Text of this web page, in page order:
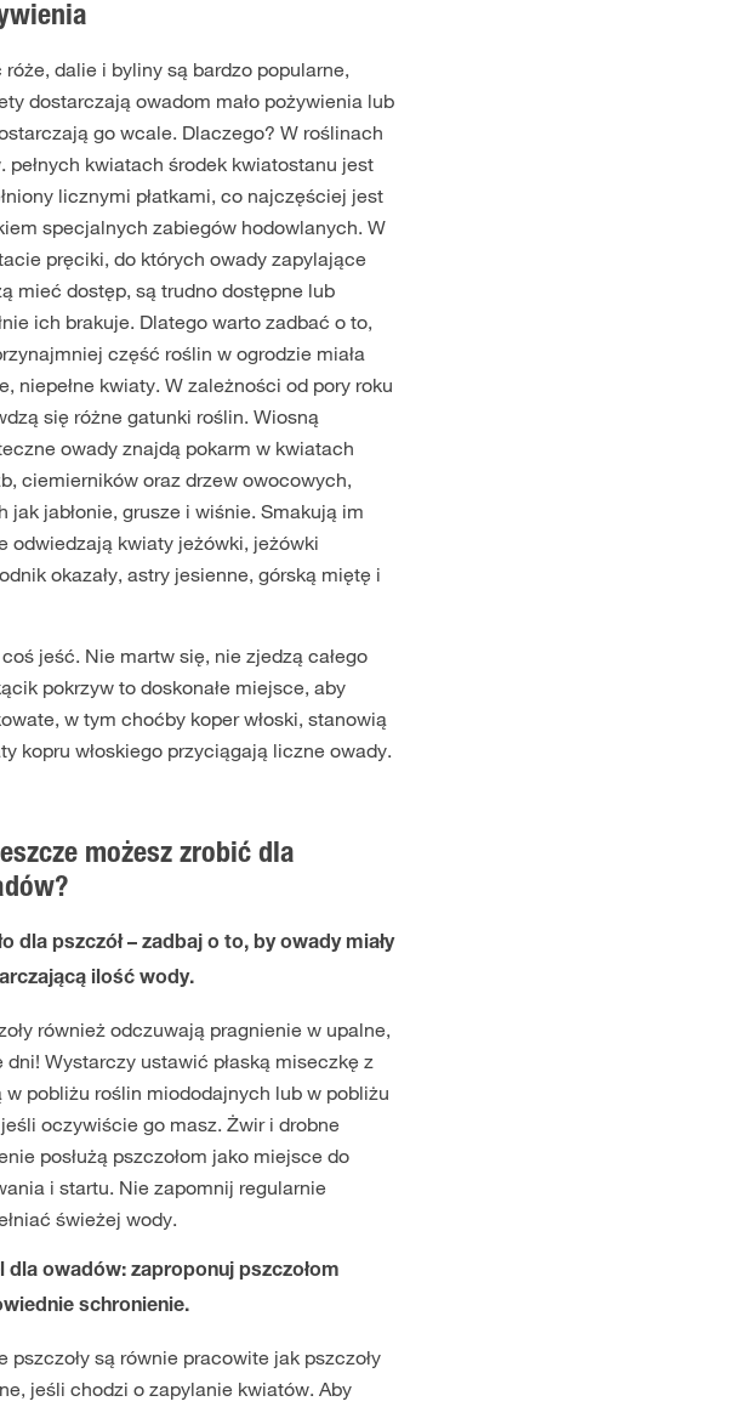
róże, dalie i byliny są bardzo popularne,
dostarczają owadom mało pożywienia lub
go wcale. Dlaczego? W roślinach
pełnych kwiatach środek kwiatostanu jest
licznymi płatkami, co najczęściej jest
specjalnych zabiegów hodowlanych. W
pręciki, do których owady zapylające
mieć dostęp, są trudno dostępne lub
ich brakuje. Dlatego warto zadbać o to,
część roślin w ogrodzie miała
niepełne kwiaty. W zależności od pory roku
się różne gatunki roślin. Wiosną
owady znajdą pokarm w kwiatach
ciemierników oraz drzew owocowych,
jak jabłonie, grusze i wiśnie. Smakują im
odwiedzają kwiaty jeżówki, jeżówki
okazały, astry jesienne, górską miętę i
jeść. Nie martw się, nie zjedzą całego
pokrzyw to doskonałe miejsce, aby
w tym choćby koper włoski, stanowią
kopru włoskiego przyciągają liczne owady.
możesz zrobić dla
dla pszczół – zadbaj o to, by owady miały
ilość wody.
również odczuwają pragnienie w upalne,
dni! Wystarczy ustawić płaską miseczkę z
w pobliżu roślin miododajnych lub w pobliżu
oczywiście go masz. Żwir i drobne
posłużą pszczołom jako miejsce do
i startu. Nie zapomnij regularnie
świeżej wody.
dla owadów: zaproponuj pszczołom
schronienie.
pszczoły są równie pracowite jak pszczoły
jeśli chodzi o zapylanie kwiatów. Aby